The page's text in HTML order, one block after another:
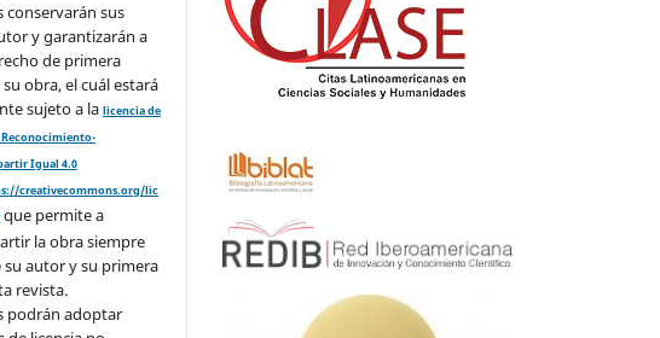
conservarán sus
y garantizarán a
de primera
obra, el cuál estará
sujeto a lalicencia de
Igual 4.0
creativecommons.org/lic
que permite a
la obra siempre
su autor y su primera
revista.
podrán adoptar